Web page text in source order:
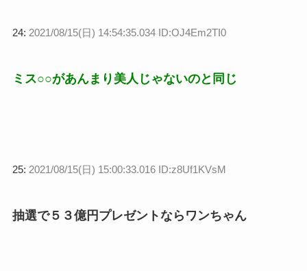
24: 2021/08/15(日) 14:54:35.034 ID:OJ4Em2TI0
ミス○○があんまり美人じゃないのと同じ
25: 2021/08/15(日) 15:00:33.016 ID:z8Uf1KVsM
抽選で５３億円プレゼントならワンちゃん